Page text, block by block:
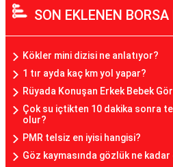
SON EKLENEN BORSA
Kökler mini dizisi ne anlatıyor?
1 tır ayda kaç km yol yapar?
Rüyada Konuşan Erkek Bebek
Çok su içtikten 10 dakika sonra
olur?
PMR telsiz en iyisi hangisi?
Göz kaymasında gözlük ne kadar